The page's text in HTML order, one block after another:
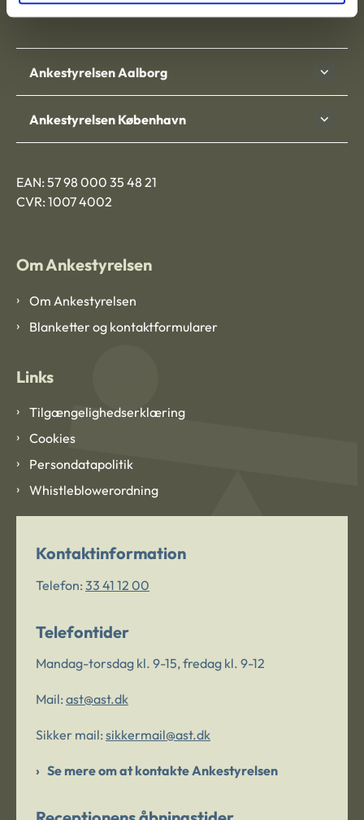
9000 Aalborg
Ankestyrelsen Aalborg
Ankestyrelsen København
EAN: 57 98 000 35 48 21
CVR: 1007 4002
Om Ankestyrelsen
Om Ankestyrelsen
Blanketter og kontaktformularer
Links
Tilgængelighedserklæring
Cookies
Persondatapolitik
Whistleblowerordning
Kontaktinformation
Telefon: 33 41 12 00
Telefontider
Mandag-torsdag kl. 9-15, fredag kl. 9-12
Mail: ast@ast.dk
Sikker mail: sikkermail@ast.dk
Se mere om at kontakte Ankestyrelsen